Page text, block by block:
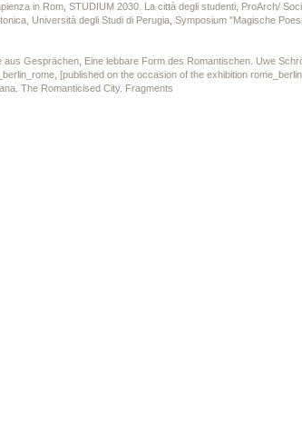
in Rom, STUDIUM 2030. La città degli studenti, ProArch/
Università degli Studi di Perugia, Symposium "Magische
aus Gesprächen, Eine lebbare Form des Romantischen. Uwe
[published on the occasion of the exhibition
The Romanticised City. Fragments